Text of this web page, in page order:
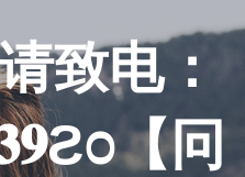
致电：
【冋